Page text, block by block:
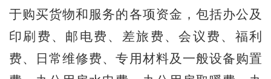
于购买货物和服务的各项资金，包括办公及
印刷费、邮电费、差旅费、会议费、福利
费、日常维修费、专用材料及一般设备购置